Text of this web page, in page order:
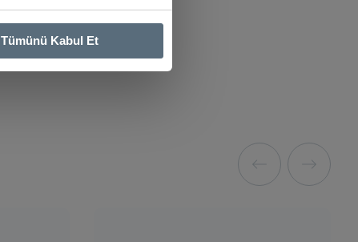
Tümünü Kabul Et